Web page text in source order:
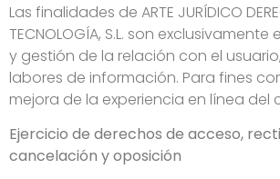
Las finalidades de ARTE JURÍDICO
TECNOLOGÍA, S.L. son
y gestión de la relación con el
labores de información. Para fines
mejora de la experiencia en línea del
Ejercicio de derechos de acceso,
cancelación y oposición